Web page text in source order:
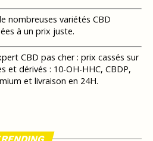
nombreuses variétés CBD
à un prix juste.
CBD pas cher : prix cassés sur
et dérivés : 10-OH-HHC, CBDP,
et livraison en 24H.